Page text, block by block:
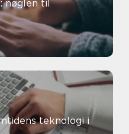
nøglen til
teknologi i